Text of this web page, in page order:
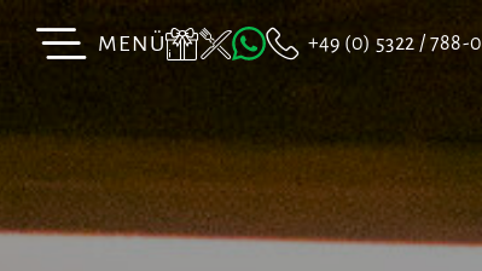
MENÜ +49 (0) 5322 / 788-0